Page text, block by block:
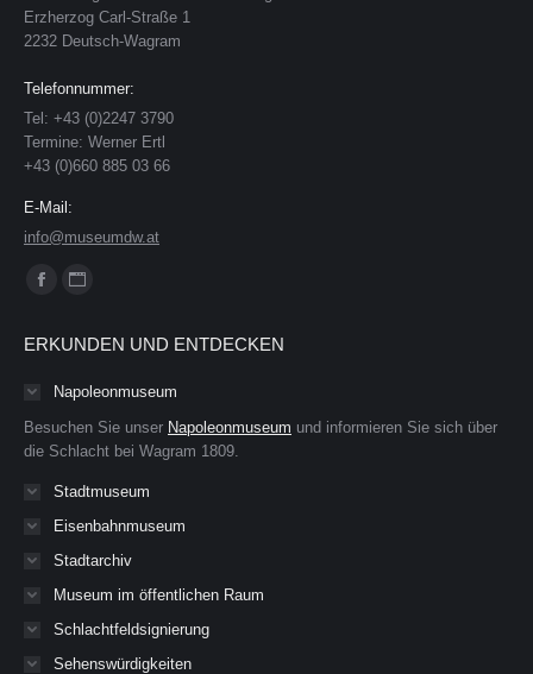
Erzherzog Carl-Straße 1
2232 Deutsch-Wagram
Telefonnummer:
Tel: +43 (0)2247 3790
Termine: Werner Ertl
+43 (0)660 885 03 66
E-Mail:
info@museumdw.at
Finden Sie uns auf:
opens
window
opens
in
new
window
ERKUNDEN UND ENTDECKEN
Napoleonmuseum
Besuchen Sie unser Napoleonmuseum und informieren Sie sich über
die Schlacht bei Wagram 1809.
Stadtmuseum
Eisenbahnmuseum
Stadtarchiv
Museum im öffentlichen Raum
Schlachtfeldsignierung
Sehenswürdigkeiten